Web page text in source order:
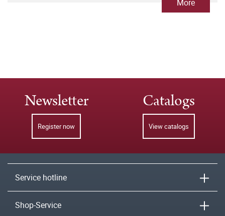
More
Newsletter
Register now
Catalogs
View catalogs
Service hotline
Shop-Service